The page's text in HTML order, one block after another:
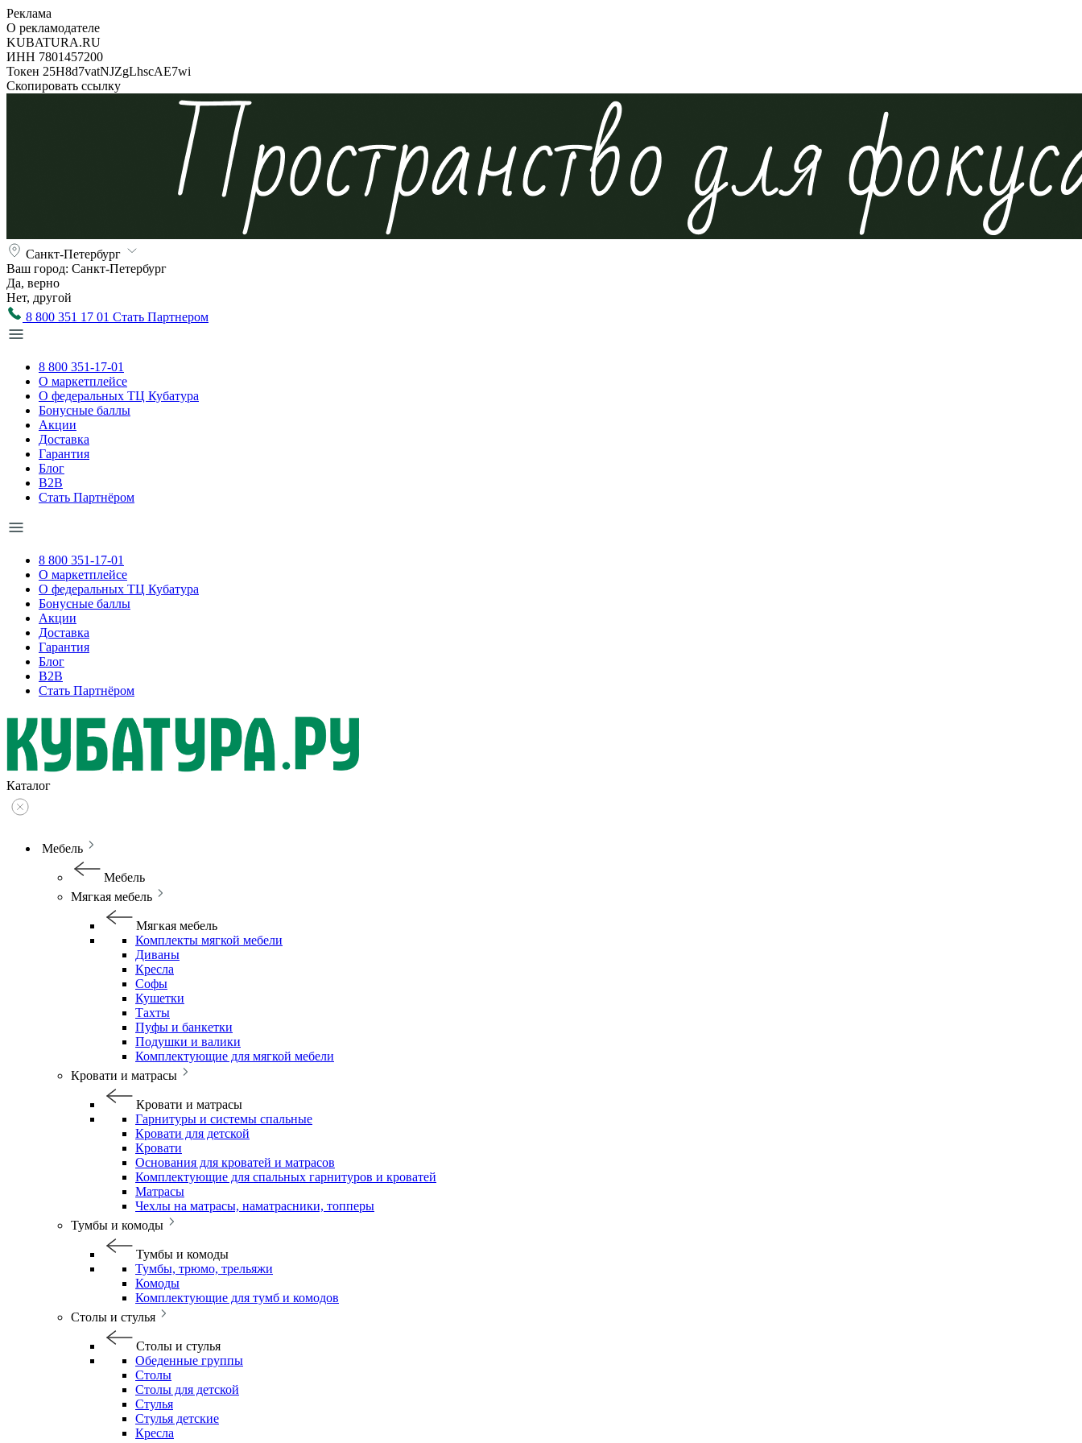
Реклама
О рекламодателе
KUBATURA.RU
ИНН 7801457200
Токен 25H8d7vatNJZgLhscAE7wi
Скопировать ссылку
Санкт-Петербург
Ваш город: Санкт-Петербург
Да, верно
Нет, другой
8 800 351 17 01 Стать Партнером
8 800 351-17-01
О маркетплейсе
О федеральных ТЦ Кубатура
Бонусные баллы
Акции
Доставка
Гарантия
Блог
B2B
Стать Партнёром
8 800 351-17-01
О маркетплейсе
О федеральных ТЦ Кубатура
Бонусные баллы
Акции
Доставка
Гарантия
Блог
B2B
Стать Партнёром
Каталог
Мебель
Мебель
Мягкая мебель
Мягкая мебель
Комплекты мягкой мебели
Диваны
Кресла
Софы
Кушетки
Тахты
Пуфы и банкетки
Подушки и валики
Комплектующие для мягкой мебели
Кровати и матрасы
Кровати и матрасы
Гарнитуры и системы спальные
Кровати для детской
Кровати
Основания для кроватей и матрасов
Комплектующие для спальных гарнитуров и кроватей
Матрасы
Чехлы на матрасы, наматрасники, топперы
Тумбы и комоды
Тумбы и комоды
Тумбы, трюмо, трельяжи
Комоды
Комплектующие для тумб и комодов
Столы и стулья
Столы и стулья
Обеденные группы
Столы
Столы для детской
Стулья
Стулья детские
Кресла